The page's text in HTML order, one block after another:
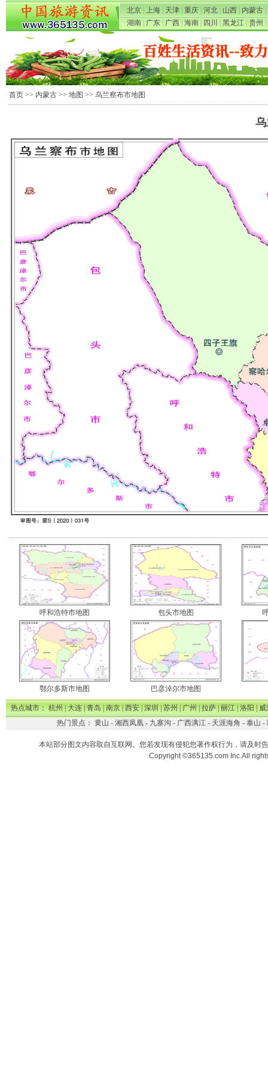
北京 上海 天津 重庆 河北 山西 内蒙古
湖南
广东 广西 海南 四川 黑龙江 贵州
首页 >> 内蒙古 >> 地图 >> 乌兰察布市地图
呼和浩特市地图 包头市地图
鄂尔多斯市地图 巴彦淖尔市地图
热点城市：杭州|大连|青岛|南京|西安|深圳|苏州|广州|拉萨|丽江|洛阳|威
热门景点： 黄山 - 湘西凤凰- 九寨沟 - 广西漓江- 天涯海角 - 泰山 -
本站部分图文内容取自互联网。您若发现有侵犯您著作权行为，请及时
Copyright ©365135.com Inc.All